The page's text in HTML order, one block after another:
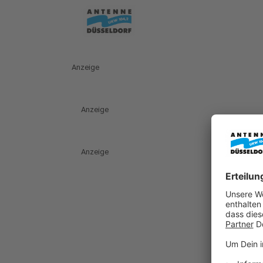
Anzeige
Anzeige
Anzeige